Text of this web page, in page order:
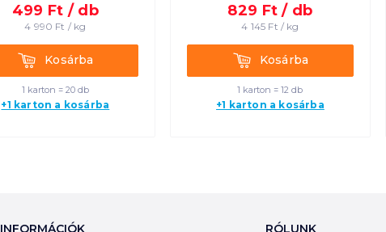
499 Ft / db
4 990 Ft / kg
KosárbaKosárba
1 karton = 20 db
+1 karton a kosárba
829 Ft / db
4 145 Ft / kg
KosárbaKosárba
1 karton = 12 db
+1 karton a kosárba
INFORMÁCIÓK RÓLUNK